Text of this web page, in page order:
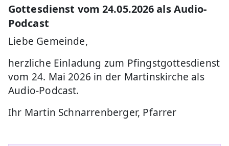
Gottesdienst vom 24.05.2026 als Audio-
Podcast
Liebe Gemeinde,
herzliche Einladung zum Pfingstgottesdienst
vom 24. Mai 2026 in der Martinskirche als
Audio-Podcast.
Ihr Martin Schnarrenberger, Pfarrer